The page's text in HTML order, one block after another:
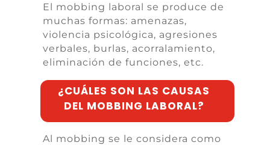
El mobbing laboral se produce de
muchas formas: amenazas,
violencia psicológica, agresiones
verbales, burlas, acorralamiento,
eliminación de funciones, etc.
¿CUÁLES SON LAS CAUSAS
DEL MOBBING LABORAL?
Al mobbing se le considera como